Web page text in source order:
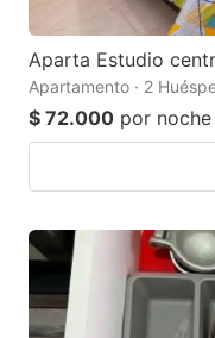
Aparta Estudio
Apartamento · 2
$ 72.000 por noche